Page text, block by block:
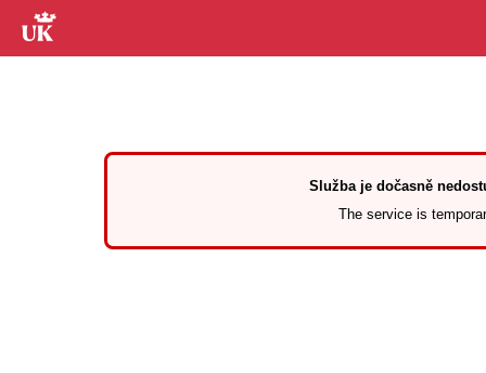
Služba je dočasně
The service is